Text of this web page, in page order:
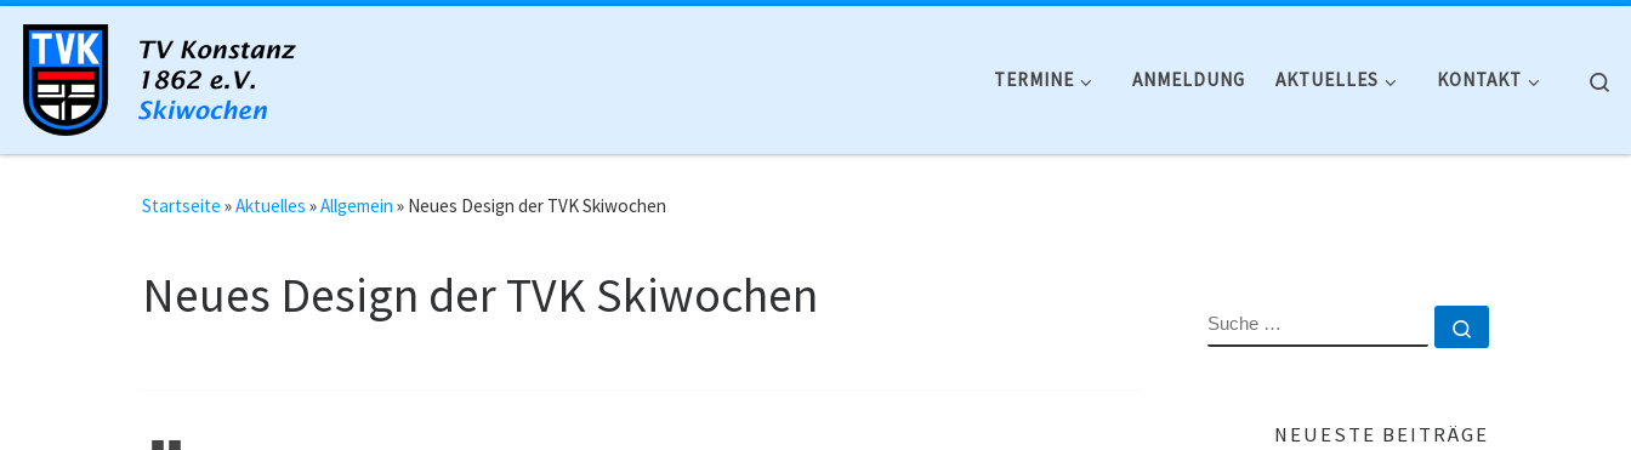
Zum Inhalt springen
TERMINE ANMELDUNG AKTUELLES KONTAKT
Startseite »Aktuelles »Allgemein » Neues Design der TVK Skiwochen
Neues Design der TVK Skiwochen SUCHE
NEUESTE BEITRÄGE